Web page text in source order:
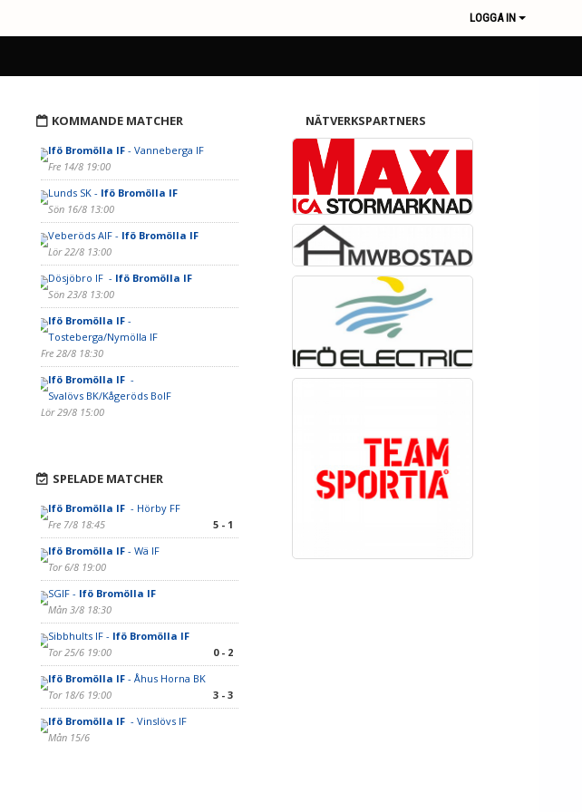
LOGGA IN
KOMMANDE MATCHER
Ifö Bromölla IF- Vanneberga IF
Fre 14/8 19:00
Lunds SK - Ifö Bromölla IF
Sön 16/8 13:00
Veberöds AIF - Ifö Bromölla IF
Lör 22/8 13:00
Dösjöbro IF - Ifö Bromölla IF
Sön 23/8 13:00
Ifö Bromölla IF-
Tosteberga/Nymölla IF
Fre 28/8 18:30
Ifö Bromölla IF -
Svalövs BK/Kågeröds BoIF
Lör 29/8 15:00
SPELADE MATCHER
Ifö Bromölla IF - Hörby FF
Fre 7/8 18:45
5 - 1
Ifö Bromölla IF- Wä IF
Tor 6/8 19:00
SGIF - Ifö Bromölla IF
Mån 3/8 18:30
Sibbhults IF - Ifö Bromölla IF
Tor 25/6 19:00
0 - 2
Ifö Bromölla IF- Åhus Horna BK
Tor 18/6 19:00
3 - 3
Ifö Bromölla IF - Vinslövs IF
Mån 15/6
NÄTVERKSPARTNERS